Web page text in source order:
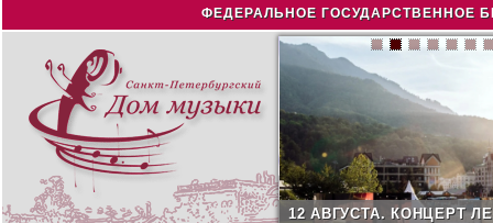
Jump to navigation
ФЕДЕРАЛЬНОЕ ГОСУДАРСТВЕННОЕ
12 АВГУСТА. КОНЦЕРТ